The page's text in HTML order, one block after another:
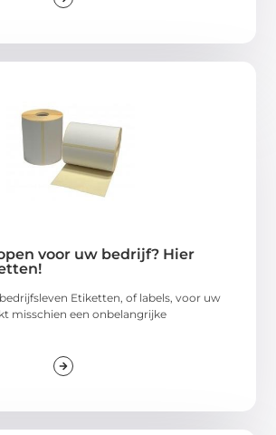
voor uw bedrijf? Hier
Etiketten, of labels, voor uw
misschien een onbelangrijke